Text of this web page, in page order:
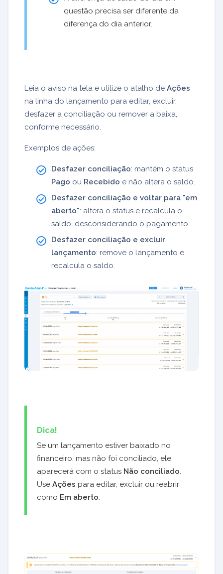
questão precisa ser diferente da
diferença do dia anterior.
Leia o aviso na tela e utilize o atalho de Ações
na linha do lançamento para editar, excluir,
desfazer a conciliação ou remover a baixa,
conforme necessário.
Exemplos de ações:
Desfazer conciliação: mantém o status
Pago ou Recebido e não altera o saldo.
Desfazer conciliação e voltar para "em
aberto": altera o status e recalcula o
saldo, desconsiderando o pagamento.
Desfazer conciliação e excluir
lançamento: remove o lançamento e
recalcula o saldo.
Dica!
Se um lançamento estiver baixado no
financeiro, mas não foi conciliado, ele
aparecerá com o status Não conciliado.
Use Ações para editar, excluir ou reabrir
como Em aberto.